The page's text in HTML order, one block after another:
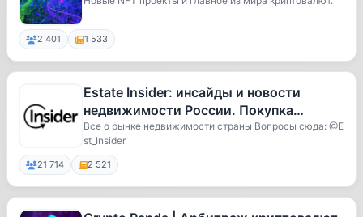
2 401 1 533
Estate Insider: инсайды и новости
недвижимости России. Покупка
продажа строительство ремонт
квартиры
Все о рынке недвижимости страны Вопросы сюда: @E
st_Insider
21 714 2 521